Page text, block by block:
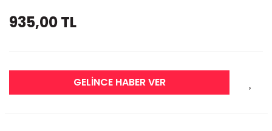
935,00 TL
GELİNCE HABER VER